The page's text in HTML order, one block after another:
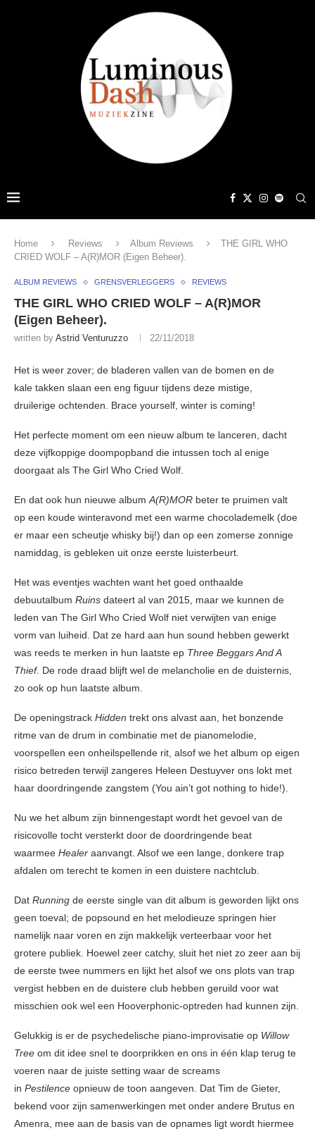
Home Reviews Album Reviews
THE GIRL WHO
CRIED WOLF – A(R)MOR (Eigen Beheer).
ALBUM REVIEWS GRENSVERLEGGERS REVIEWS
THE GIRL WHO CRIED WOLF – A(R)MOR
(Eigen Beheer).
written by Astrid Venturuzzo 22/11/2018
Het is weer zover; de bladeren vallen van de bomen en de
kale takken slaan een eng figuur tijdens deze mistige,
druilerige ochtenden. Brace yourself, winter is coming!
Het perfecte moment om een nieuw album te lanceren, dacht
deze vijfkoppige doompopband die intussen toch al enige
doorgaat als The Girl Who Cried Wolf.
En dat ook hun nieuwe albumA(R)MOR beter te pruimen valt
op een koude winteravond met een warme chocolademelk (doe
er maar een scheutje whisky bij!) dan op een zomerse zonnige
namiddag, is gebleken uit onze eerste luisterbeurt.
Het was eventjes wachten want het goed onthaalde
debuutalbum Ruins dateert al van 2015, maar we kunnen de
leden van The Girl Who Cried Wolf niet verwijten van enige
vorm van luiheid. Dat ze hard aan hun sound hebben gewerkt
was reeds te merken in hun laatste ep Three Beggars And A
Thief. De rode draad blijft wel de melancholie en de duisternis,
zo ook op hun laatste album.
De openingstrack Hidden trekt ons alvast aan, het bonzende
ritme van de drum in combinatie met de pianomelodie,
voorspellen een onheilspellende rit, alsof we het album op eigen
risico betreden terwijl zangeres Heleen Destuyver ons lokt met
haar doordringende zangstem (You ain’t got nothing to hide!).
Nu we het album zijn binnengestapt wordt het gevoel van de
risicovolle tocht versterkt door de doordringende beat
waarmee Healer aanvangt. Alsof we een lange, donkere trap
afdalen om terecht te komen in een duistere nachtclub.
Dat Running de eerste single van dit album is geworden lijkt ons
geen toeval; de popsound en het melodieuze springen hier
namelijk naar voren en zijn makkelijk verteerbaar voor het
grotere publiek. Hoewel zeer catchy, sluit het niet zo zeer aan bij
de eerste twee nummers en lijkt het alsof we ons plots van trap
vergist hebben en de duistere club hebben geruild voor wat
misschien ook wel een Hooverphonic-optreden had kunnen zijn.
Gelukkig is er de psychedelische piano-improvisatie op Willow
Tree om dit idee snel te doorprikken en ons in één klap terug te
voeren naar de juiste setting waar de screams
in Pestilence opnieuw de toon aangeven. Dat Tim de Gieter,
bekend voor zijn samenwerkingen met onder andere Brutus en
Amenra, mee aan de basis van de opnames ligt wordt hiermee